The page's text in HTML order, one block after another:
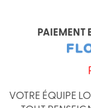
PAIEMENT
VOTRE ÉQUIPE